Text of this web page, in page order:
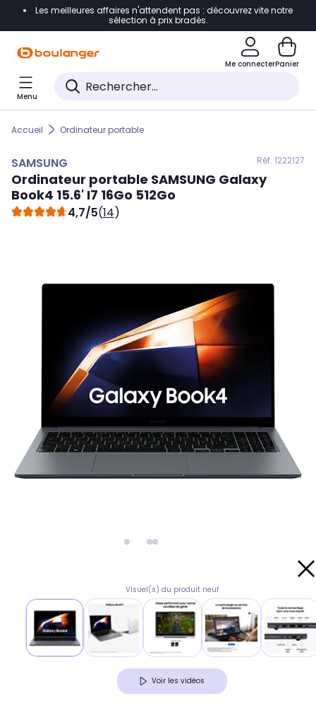
Accéder directement à la navigation
Accéder directement au pied de page
Accéder directement au chatbot
Les meilleures affaires n'attendent pas : découvrez vite notre
sélection à prix bradés.
Me connecterPanier
Menu
Accueil Ordinateur portable
SAMSUNG Réf. 1222127
Ordinateur portable SAMSUNG Galaxy
Book4 15.6' I7 16Go 512Go
4,7/5(14)
Visuel(s) du produit neuf
Voir les vidéos